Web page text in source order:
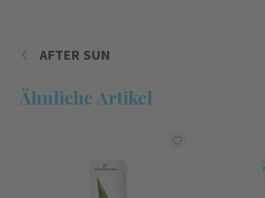
AFTER SUN
Ähnliche Artikel